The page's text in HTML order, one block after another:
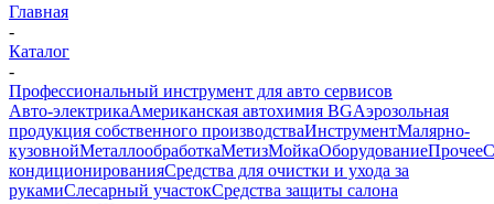
Главная
-
Каталог
-
Профессиональный инструмент для авто сервисов
Авто-электрикаАмериканская автохимия BGАэрозольная
продукция собственного производстваИнструментМалярно-
кузовнойМеталлообработкаМетизМойкаОборудованиеПрочее
кондиционированияСредства для очистки и ухода за
рукамиСлесарный участокСредства защиты салона